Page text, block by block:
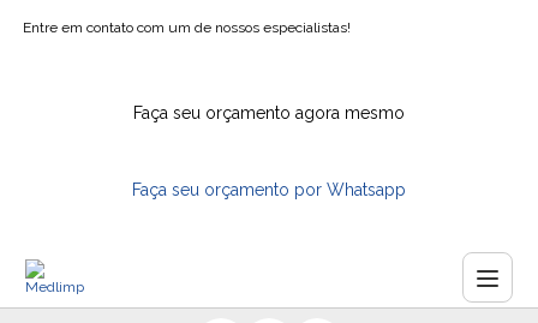
Entre em contato com um de nossos especialistas!
Faça seu orçamento agora mesmo
Faça seu orçamento por Whatsapp